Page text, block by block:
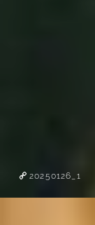
20250126_1